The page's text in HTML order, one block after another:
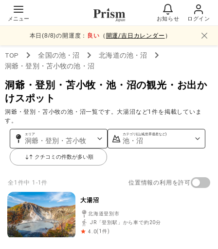
メニュー お知らせ ログイン
本日(8/8)の開運度： 良い （ 開運/吉日カレンダー ）
TOP 全国の池・沼 北海道の池・沼
洞爺・登別・苫小牧の池・沼
洞爺・登別・苫小牧・池・沼の観光・お出か
けスポット
洞爺・登別・苫小牧の池・沼一覧です。大湯沼など1件を掲載していま
す。
エリア
洞爺・登別・苫小牧
カテゴリ(山,城,世界遺産など)
池・沼
クチコミの件数が多い順
全 1 件中 1-1件 位置情報の利用を許可
大湯沼
北海道登別市
JR「登別駅」から車で約20分
4.0( 1件)